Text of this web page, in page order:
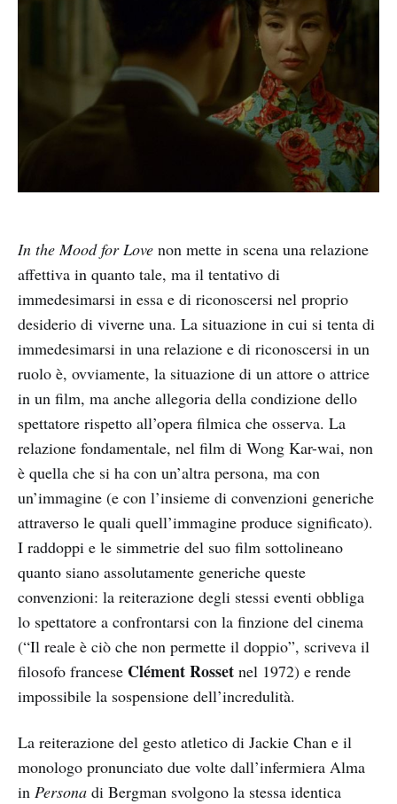
In the Mood for Love non mette in scena una relazione
affettiva in quanto tale, ma il tentativo di
immedesimarsi in essa e di riconoscersi nel proprio
desiderio di viverne una. La situazione in cui si tenta di
immedesimarsi in una relazione e di riconoscersi in un
ruolo è, ovviamente, la situazione di un attore o attrice
in un film, ma anche allegoria della condizione dello
spettatore rispetto all’opera filmica che osserva. La
relazione fondamentale, nel film di Wong Kar-wai, non
è quella che si ha con un’altra persona, ma con
un’immagine (e con l’insieme di convenzioni generiche
attraverso le quali quell’immagine produce significato).
I raddoppi e le simmetrie del suo film sottolineano
quanto siano assolutamente generiche queste
convenzioni: la reiterazione degli stessi eventi obbliga
lo spettatore a confrontarsi con la finzione del cinema
(“Il reale è ciò che non permette il doppio”, scriveva il
filosofo francese Clément Rosset nel 1972) e rende
impossibile la sospensione dell’incredulità.
La reiterazione del gesto atletico di Jackie Chan e il
monologo pronunciato due volte dall’infermiera Alma
in Persona di Bergman svolgono la stessa identica